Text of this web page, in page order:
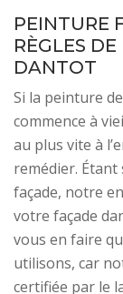
PEINTURE
RÈGLES
DANTOT
Si la peinture
commence à
au plus vite à
remédier. Étant
façade, notre
votre façade
vous en faire
utilisons, car
certifiée par le